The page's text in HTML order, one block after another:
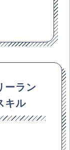
ーラン
キル